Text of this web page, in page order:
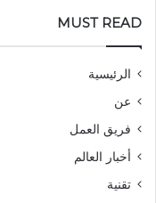
MUST READ
الرئيسية
عن
فريق العمل
أخبار العالم
تقنية